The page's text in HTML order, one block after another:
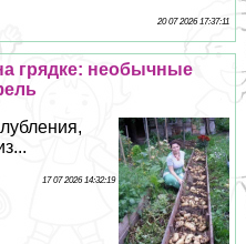
20 07 2026 17:37:11
грядке: необычные
17 07 2026 14:32:19